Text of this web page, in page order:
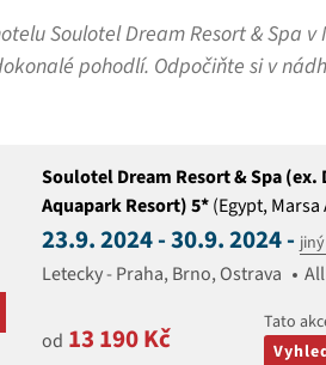
Soulotel Dream Resort & Spa v
pohodlí. Odpočiňte si v
Soulotel Dream Resort & Spa (ex.
Aquapark Resort) 5*(Egypt, Marsa
23.9. 2024 - 30.9. 2024 -
Letecky - Praha, Brno, Ostrava
od 13 190 Kč
Tato